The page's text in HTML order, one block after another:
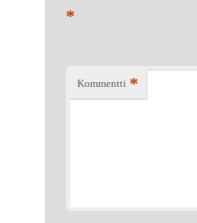
*
Kommentti *